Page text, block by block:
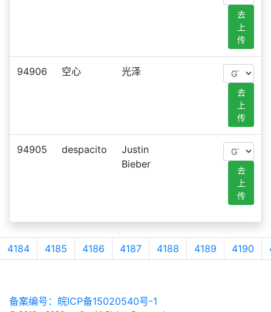
去
上
传
94906 空心 光泽
去
上
传
94905 despacito
Justin
Bieber
去
上
传
4184 4185 4186 4187 4188 4189 4190
备案编号：皖ICP备15020540号-1